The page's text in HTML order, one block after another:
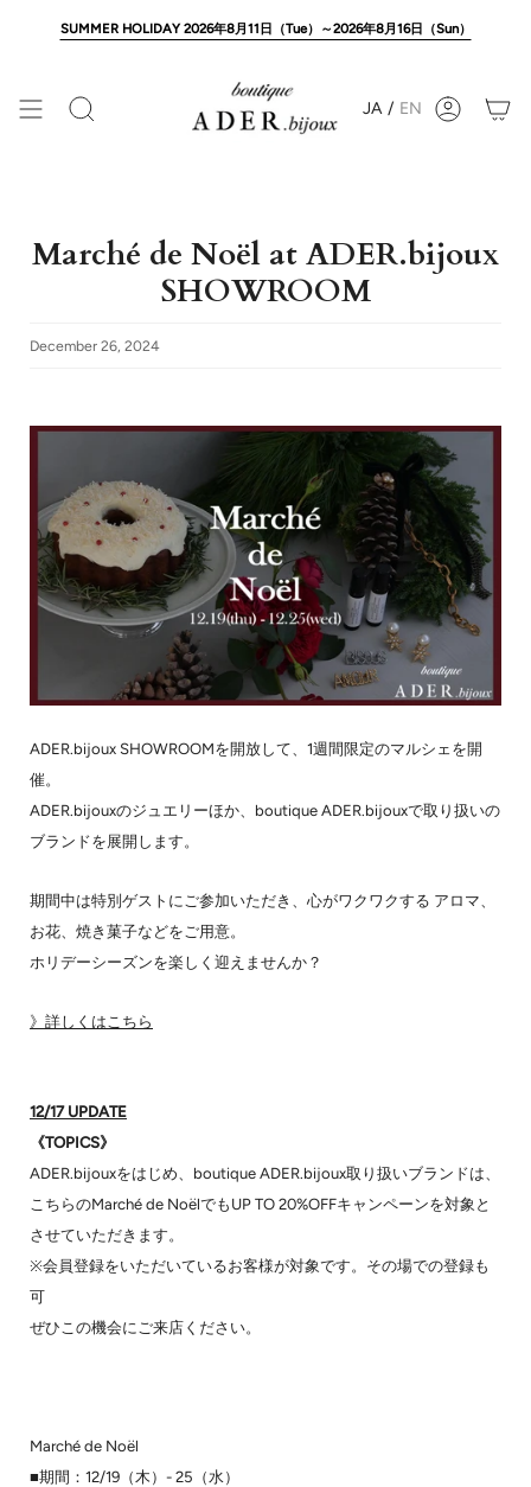
SUMMER HOLIDAY 2026年8月11日（Tue）～2026年8月16日（Sun）
Search JA / EN Account
Marché de Noël at ADER.bijoux
SHOWROOM
December 26, 2024
ADER.bijoux SHOWROOMを開放して、1週間限定のマルシェを開
催。
ADER.bijouxのジュエリーほか、boutique ADER.bijouxで取り扱いの
ブランドを展開します。
期間中は特別ゲストにご参加いただき、心がワクワクする アロマ、
お花、焼き菓子などをご用意。
ホリデーシーズンを楽しく迎えませんか？
》詳しくはこちら
12/17 UPDATE
《TOPICS》
ADER.bijouxをはじめ、boutique ADER.bijoux取り扱いブランドは、
こちらのMarché de NoëlでもUP TO 20%OFFキャンペーンを対象と
させていただきます。
※会員登録をいただいているお客様が対象です。その場での登録も
可
ぜひこの機会にご来店ください。
Marché de Noël
■期間：12/19（木）- 25（水）